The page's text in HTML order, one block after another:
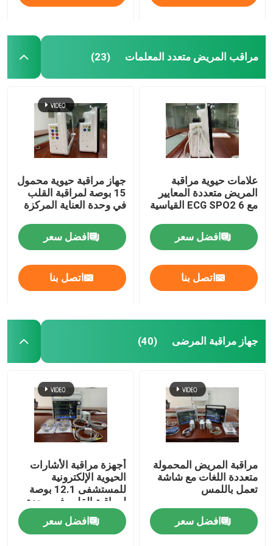
مراقب المريض متعدد المعلمات (23)
علامات حيوية مراقبة
المريض متعددة المعايير
مع 6 ECG SPO2 القياسية
افضل سعر
اتصل بنا
جهاز مراقبة حيوية محمول
15 بوصة لمراقبة القلب
في وحدة العناية المركزة
افضل سعر
اتصل بنا
جهاز مراقبة المرضى (40)
مراقبة المريض المحمولة
متعددة اللغات مع شاشة
تعمل باللمس
افضل سعر
أجهزة مراقبة الأشارات
الحيوية الإلكترونية
للمستشفى 12.1 بوصة
لمراقبة القلب في وحدة
العناية المركزة
افضل سعر